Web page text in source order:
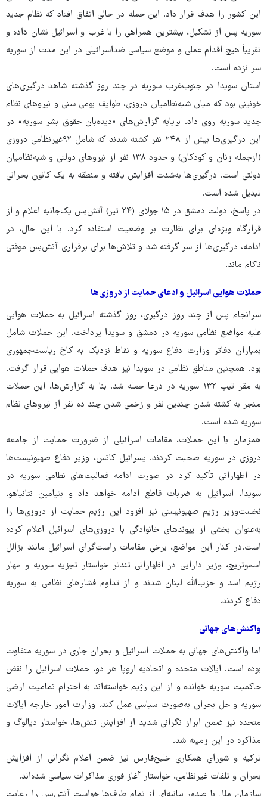
این کشور را هدف قرار داد. این حمله در حالی اتفاق افتاد که نظام جدید
سوریه پس از تشکیل، بیشترین همراهی را با غرب و اسرائیل نشان داده و
تقریباً هیچ اقدام عملی و موضع سیاسی ضداسرائیلی در این مدت از سوریه
سر نزده است.
استان سویدا در جنوب‌غرب سوریه در چند روز گذشته شاهد درگیری‌های
خونینی بود که میان شبه‌نظامیان دروزی، طوایف بومی سنی و نیروهای نظام
جدید سوریه روی داد. برپایه گزارش‌های «دیده‌بان حقوق بشر سوریه» در
این درگیری‌ها بیش از ۲۴۸ نفر کشته شدند که شامل ۹۲غیرنظامی دروزی
(ازجمله زنان و کودکان) و حدود ۱۳۸ نفر از نیروهای دولتی و شبه‌نظامیان
دولتی است. درگیری‌ها به‌شدت افزایش یافته و منطقه به یک کانون بحرانی
تبدیل شده است.
در پاسخ، دولت دمشق در ۱۵ جولای (۲۴ تیر) آتش‌بس یک‌جانبه اعلام و از
قرارگاه ویژه‌ای برای نظارت بر وضعیت استفاده کرد. با این حال، در
ادامه، درگیری‌ها از سر گرفته شد و تلاش‌ها برای برقراری آتش‌بس موقتی
ناکام ماند.
حملات هوایی اسرائیل و ادعای حمایت از دروزی‌ها
سرانجام پس از چند روز درگیری، روز گذشته اسرائیل به حملات هوایی
علیه مواضع نظامی سوریه در دمشق و سویدا پرداخت. این حملات شامل
بمباران دفاتر وزارت دفاع سوریه و نقاط نزدیک به کاخ ریاست‌جمهوری
بود. همچنین مناطق نظامی در سویدا نیز هدف حملات هوایی قرار گرفت.
به مقر تیپ ۱۳۲ سوریه در درعا حمله شد. بنا به گزارش‌ها، این حملات
منجر به کشته شدن چندین نفر و زخمی شدن چند ده نفر از نیروهای نظام
سوریه شده است.
همزمان با این حملات، مقامات اسرائیلی از ضرورت حمایت از جامعه
دروزی در سوریه صحبت کردند. یسرائیل کاتس، وزیر دفاع صهیونیست‌ها
در اظهاراتی تأکید کرد در صورت ادامه فعالیت‌های نظامی سوریه در
سویدا، اسرائیل به ضربات قاطع ادامه خواهد داد و بنیامین نتانیاهو،
نخست‌وزیر رژیم صهیونیستی نیز افزود این رژیم حمایت از دروزی‌ها را
به‌عنوان بخشی از پیوندهای خانوادگی با دروزی‌های اسرائیل اعلام کرده
است.در کنار این مواضع، برخی مقامات راست‌گرای اسرائیل مانند بزالل
اسموتریچ، وزیر دارایی در اظهاراتی تندتر خواستار تجزیه سوریه و مهار
رژیم اسد و حزب‌الله لبنان شدند و از تداوم فشارهای نظامی به سوریه
دفاع کردند.
واکنش‌های جهانی
اما واکنش‌های جهانی به حملات اسرائیل و بحران جاری در سوریه متفاوت
بوده است. ایالات متحده و اتحادیه اروپا هر دو، حملات اسرائیل را نقض
حاکمیت سوریه خوانده‌ و از این رژیم خواسته‌اند به احترام تمامیت ارضی
سوریه و حل بحران به‌صورت سیاسی عمل کند. وزارت امور خارجه ایالات
متحده نیز ضمن ابراز نگرانی شدید از افزایش تنش‌ها، خواستار دیالوگ و
مذاکره در این زمینه شد.
ترکیه و شورای همکاری خلیج‌فارس نیز ضمن اعلام نگرانی از افزایش
بحران و تلفات غیرنظامی، خواستار آغاز فوری مذاکرات سیاسی شده‌اند.